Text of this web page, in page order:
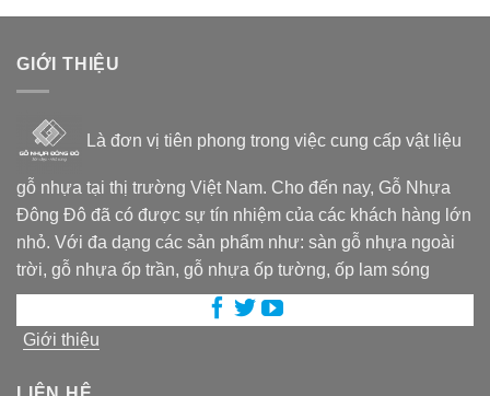
GIỚI THIỆU
Là đơn vị tiên phong trong việc cung cấp vật liệu
gỗ nhựa tại thị trường Việt Nam. Cho đến nay, Gỗ Nhựa
Đông Đô đã có được sự tín nhiệm của các khách hàng lớn
nhỏ. Với đa dạng các sản phẩm như: sàn gỗ nhựa ngoài
trời, gỗ nhựa ốp trần, gỗ nhựa ốp tường, ốp lam sóng
Giới thiệu